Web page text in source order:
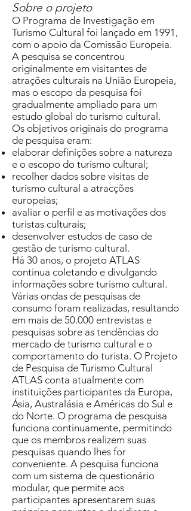
Sobre o projeto
O Programa de Investigação em
Turismo Cultural foi lançado em 1991,
com o apoio da Comissão Europeia.
A pesquisa se concentrou
originalmente em visitantes de
atrações culturais na União Europeia,
mas o escopo da pesquisa foi
gradualmente ampliado para um
estudo global do turismo cultural.
Os objetivos originais do programa
de pesquisa eram:
elaborar definições sobre a natureza
e o escopo do turismo cultural;
recolher dados sobre visitas de
turismo cultural a atracções
europeias;
avaliar o perfil e as motivações dos
turistas culturais;
desenvolver estudos de caso de
gestão de turismo cultural.
Há 30 anos, o projeto ATLAS
continua coletando e divulgando
informações sobre turismo cultural.
Várias ondas de pesquisas de
consumo foram realizadas, resultando
em mais de 50.000 entrevistas e
pesquisas sobre as tendências do
mercado de turismo cultural e o
comportamento do turista. O Projeto
de Pesquisa de Turismo Cultural
ATLAS conta atualmente com
instituições participantes da Europa,
Ásia, Australásia e Américas do Sul e
do Norte. O programa de pesquisa
funciona continuamente, permitindo
que os membros realizem suas
pesquisas quando lhes for
conveniente. A pesquisa funciona
com um sistema de questionário
modular, que permite aos
participantes apresentarem suas